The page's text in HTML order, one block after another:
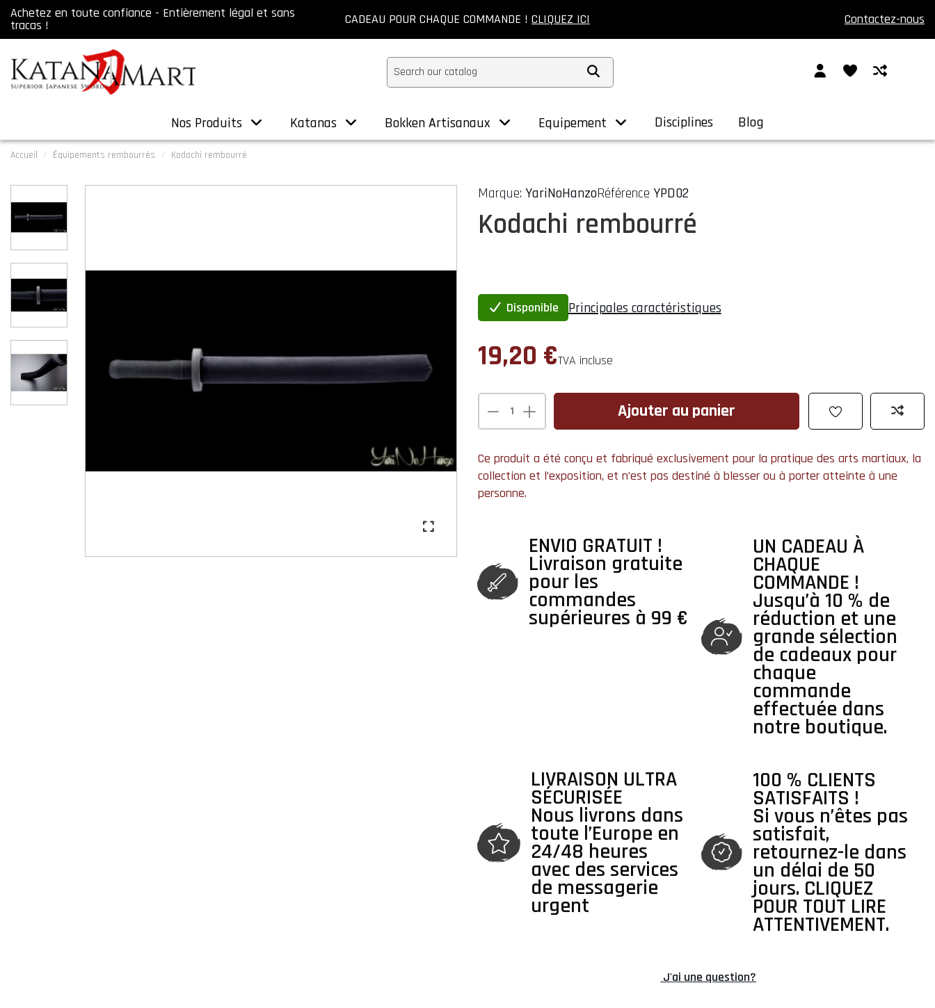
Achetez en toute confiance - Entièrement légal et sans
tracas ! CADEAU POUR CHAQUE COMMANDE ! CLIQUEZ ICI Contactez-nous
Nos Produits Katanas Bokken Artisanaux Equipement Disciplines Blog
Accueil Équipements rembourrés Kodachi rembourré
Marque: YariNoHanzoRéférence YPD02
Kodachi rembourré
Disponible Principales caractéristiques
19,20 €TVA incluse
Ajouter au panier favorite_border
Ce produit a été conçu et fabriqué exclusivement pour la pratique des arts martiaux, la
collection et l’exposition, et n’est pas destiné à blesser ou à porter atteinte à une
personne.
ENVIO GRATUIT !
Livraison gratuite
pour les
commandes
supérieures à 99 €
UN CADEAU À
CHAQUE
COMMANDE !
Jusqu’à 10 % de
réduction et une
grande sélection
de cadeaux pour
chaque
commande
effectuée dans
notre boutique.
LIVRAISON ULTRA
SÉCURISÉE
Nous livrons dans
toute l’Europe en
24/48 heures
avec des services
de messagerie
urgent
100 % CLIENTS
SATISFAITS !
Si vous n’êtes pas
satisfait,
retournez-le dans
un délai de 50
jours. CLIQUEZ
POUR TOUT LIRE
ATTENTIVEMENT.
J'ai une question?